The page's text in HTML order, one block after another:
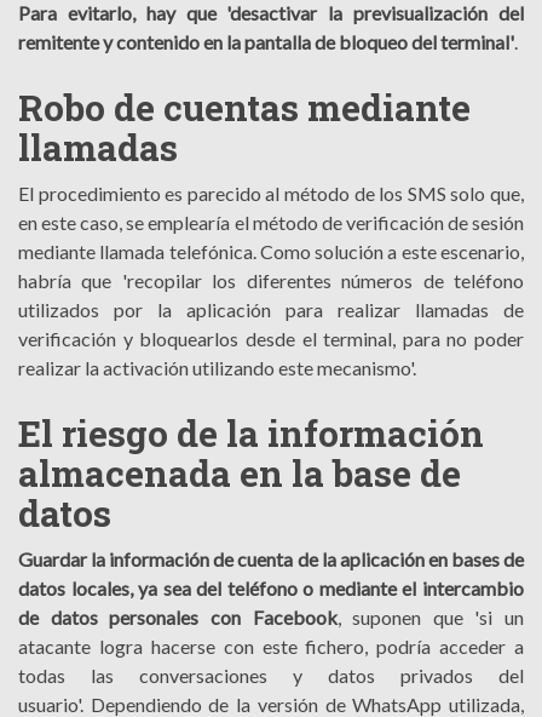
Para evitarlo, hay que 'desactivar la previsualización del
remitente y contenido en la pantalla de bloqueo del terminal'.
Robo de cuentas mediante
llamadas
El procedimiento es parecido al método de los SMS solo que,
en este caso, se emplearía el método de verificación de sesión
mediante llamada telefónica. Como solución a este escenario,
habría que 'recopilar los diferentes números de teléfono
utilizados por la aplicación para realizar llamadas de
verificación y bloquearlos desde el terminal, para no poder
realizar la activación utilizando este mecanismo'.
El riesgo de la información
almacenada en la base de
datos
Guardar la información de cuenta de la aplicación en bases de
datos locales, ya sea del teléfono o mediante el intercambio
de datos personales con Facebook, suponen que 'si un
atacante logra hacerse con este fichero, podría acceder a
todas las conversaciones y datos privados del
usuario'. Dependiendo de la versión de WhatsApp utilizada,